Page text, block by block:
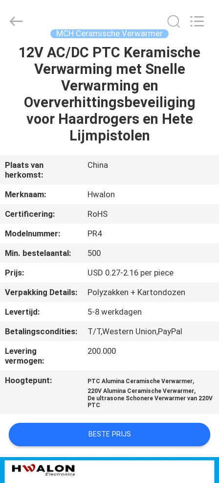
THUIS
PRODUCTEN
OVER
FABRIEKSTOCHT
KWALITEITSCONTROLE
CONTACT
MET
ONS
OP
OFFERTE
AANVRAGEN
PRIVACYBELEID
Reserved.
MCH Ceramische Verwarmer
12V AC/DC PTC Keramische
Verwarming met Snelle
Verwarming en
Oververhittingsbeveiliging
voor Haardrogers en Hete
Lijmpistolen
Plaats van
herkomst:
China
Merknaam:
Hwalon
Certificering:
RoHS
Modelnummer:
PR4
Min. bestelaantal:
500
Prijs:
USD 0.27-2.16 per piece
Verpakking Details:
Polyzakken + Kartondozen
Levertijd:
5-8 werkdagen
Betalingscondities:
T/T,Western Union,PayPal
Levering
vermogen:
200.000
Hoogtepunt: PTC Alumina Ceramische Verwarmer,
220V Alumina Ceramische Verwarmer,
De ultrasone Schonere Verwarmer van 220V
PTC
BESTE PRIJS